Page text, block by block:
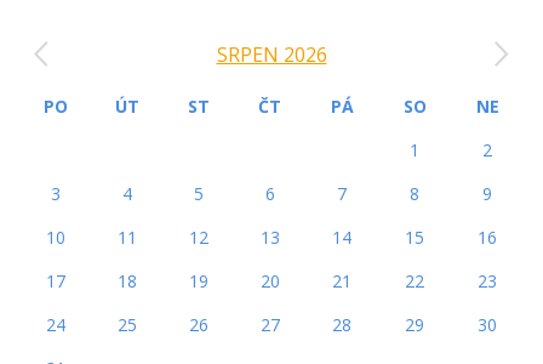
SRPEN 2026
PO ÚT ST ČT PÁ SO
NE
1
2
3
4 5 6 7 8
9
10
11 12 13 14 15
16
17
18 19 20 21 22
23
24
25 26 27 28 29
30